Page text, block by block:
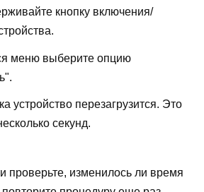
кнопку включения/
меню выберите опцию
устройство перезагрузится. Это
секунд.
проверьте, изменилось ли время